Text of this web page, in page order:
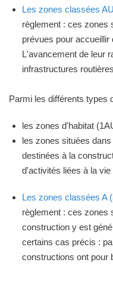
Les zones classées
règlement : ces zones
prévues pour accueillir
L'avancement de leur
infrastructures
Parmi les différents types
les zones d'habitat
les zones situées
destinées à la
d'activités liées à la
Les zones classées A
règlement : ces zones
construction y est
certains cas précis :
constructions ont pour